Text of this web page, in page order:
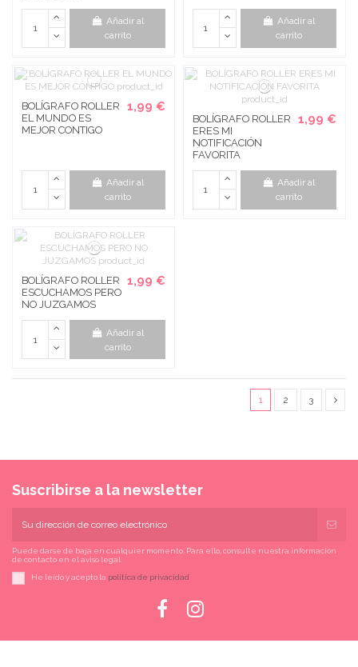
Añadir al
carrito
Añadir al
carrito
BOLÍGRAFO ROLLER
EL MUNDO ES
MEJOR CONTIGO
1,99 €
Añadir al
carrito
BOLÍGRAFO ROLLER
ERES MI
NOTIFICACIÓN
FAVORITA
1,99 €
Añadir al
carrito
BOLÍGRAFO ROLLER
ESCUCHAMOS PERO
NO JUZGAMOS
1,99 €
Añadir al
carrito
1 2 3
Suscribirse a la newsletter
Puede darse de baja en cualquier momento. Para ello, consulte nuestra información
de contacto en el aviso legal.
He leído y acepto la política de privacidad